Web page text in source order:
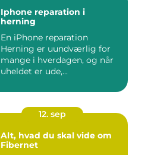
Iphone reparation i
herning
En iPhone reparation
Herning er uundværlig for
mange i hverdagen, og når
uheldet er ude,...
12. sep
Alt, hvad du skal vide om
Fibernet